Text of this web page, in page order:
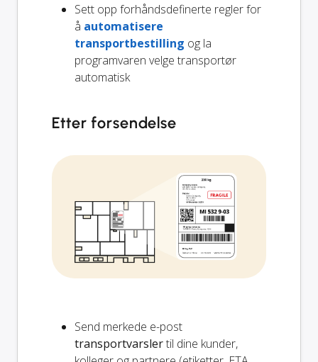
Sett opp forhåndsdefinerte regler for
å automatisere
transportbestilling og la
programvaren velge transportør
automatisk
Etter forsendelse
Send merkede e-post
transportvarslertil dine kunder,